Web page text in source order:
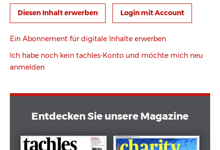
Login mit Account
Ein Abonnement für digitale Inhalte erwerben
Ich habe noch kein tachles-Konto und möchte mich neu
anmelden
Entdecken Sie unsere Magazine